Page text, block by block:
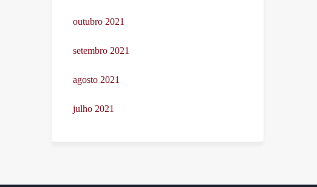
outubro 2021
setembro 2021
agosto 2021
julho 2021